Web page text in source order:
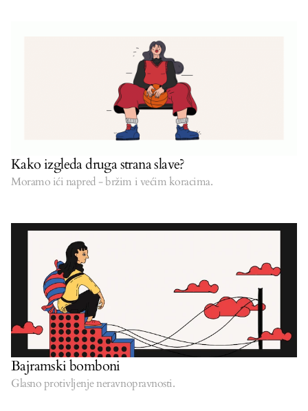
Kako izgleda druga strana slave?
Moramo ići napred - bržim i većim koracima.
Bajramski bomboni
Glasno protivljenje neravnopravnosti.